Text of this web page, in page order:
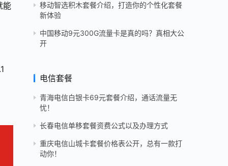
能
移动智选积木套餐介绍，打造你的个性化套餐
新体验
中国移动9元300G流量卡是真的吗？真相大公
开
电信套餐
青海电信白银卡69元套餐介绍，通话流量无
忧！
长春电信单移套餐资费公式以及办理方式
重庆电信山城卡套餐价格表公开，总有一款打
动你！